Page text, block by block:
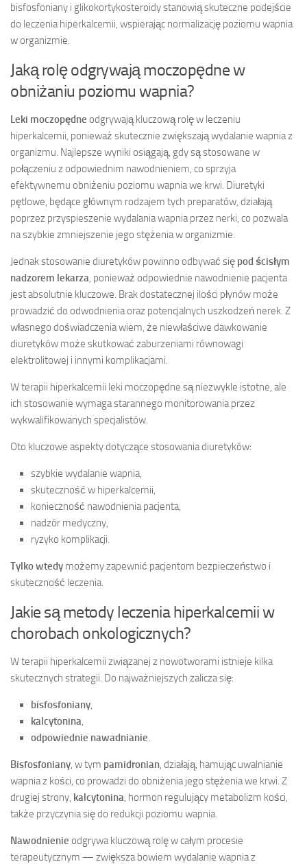
bisfosfoniany i glikokortykosteroidy stanowią skuteczne podejście
do leczenia hiperkalcemii, wspierając normalizację poziomu wapnia
w organizmie.
Jaką rolę odgrywają moczopędne w
obniżaniu poziomu wapnia?
Leki moczopędne odgrywają kluczową rolę w leczeniu
hiperkalcemii, ponieważ skutecznie zwiększają wydalanie wapnia z
organizmu. Najlepsze wyniki osiągają, gdy są stosowane w
połączeniu z odpowiednim nawodnieniem, co sprzyja
efektywnemu obniżeniu poziomu wapnia we krwi. Diuretyki
pętlowe, będące głównym rodzajem tych preparatów, działają
poprzez przyspieszenie wydalania wapnia przez nerki, co pozwala
na szybkie zmniejszenie jego stężenia w organizmie.
Jednak stosowanie diuretyków powinno odbywać się pod ścisłym
nadzorem lekarza , ponieważ odpowiednie nawodnienie pacjenta
jest absolutnie kluczowe. Brak dostatecznej ilości płynów może
prowadzić do odwodnienia oraz potencjalnych uszkodzeń nerek. Z
własnego doświadczenia wiem, że niewłaściwe dawkowanie
diuretyków może skutkować zaburzeniami równowagi
elektrolitowej i innymi komplikacjami.
W terapii hiperkalcemii leki moczopędne są niezwykle istotne, ale
ich stosowanie wymaga starannego monitorowania przez
wykwalifikowanych specjalistów.
Oto kluczowe aspekty dotyczące stosowania diuretyków:
szybkie wydalanie wapnia,
skuteczność w hiperkalcemii,
konieczność nawodnienia pacjenta,
nadzór medyczny,
ryzyko komplikacji.
Tylko wtedy możemy zapewnić pacjentom bezpieczeństwo i
skuteczność leczenia.
Jakie są metody leczenia hiperkalcemii w
chorobach onkologicznych?
W terapii hiperkalcemii związanej z nowotworami istnieje kilka
skutecznych strategii. Do najważniejszych zalicza się:
bisfosfoniany
kalcytonina
odpowiednie nawadnianie
Bisfosfoniany , w tym pamidronian , działają, hamując uwalnianie
wapnia z kości, co prowadzi do obniżenia jego stężenia we krwi. Z
drugiej strony, kalcytonina , hormon regulujący metabolizm kości,
także przyczynia się do redukcji poziomu wapnia.
Nawodnienie odgrywa kluczową rolę w całym procesie
terapeutycznym — zwiększa bowiem wydalanie wapnia z